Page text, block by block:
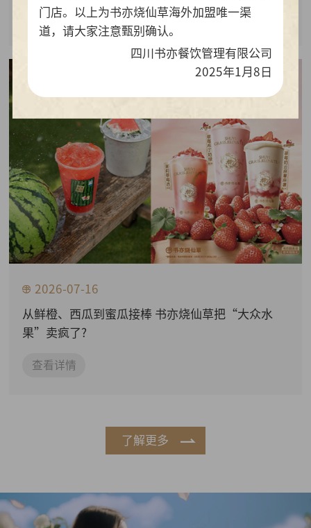
查看详情
2026-07-16
从鲜橙、西瓜到蜜瓜接棒 书亦烧仙草把“大众水
果”卖疯了?
查看详情
了解更多
门店。以上为书亦烧仙草海外加盟唯一渠
道，请大家注意甄别确认。
四川书亦餐饮管理有限公司
2025年1月8日